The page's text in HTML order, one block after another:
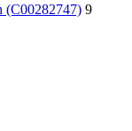
(C00282747) 9